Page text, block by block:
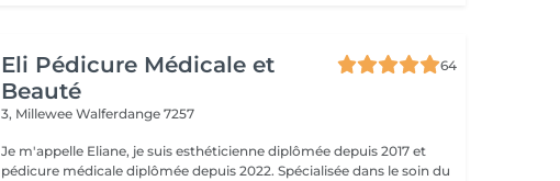
Eli Pédicure Médicale et
Beauté
64
3, MilleweeWalferdange 7257
Je m'appelle Eliane, je suis esthéticienne diplômée depuis 2017 et
pédicure médicale diplômée depuis 2022. Spécialisée dans le soin du